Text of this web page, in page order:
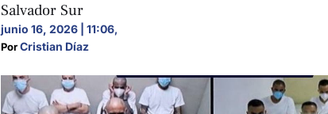
Salvador Sur
junio 16, 2026 | 11:06,
Por Cristian Díaz